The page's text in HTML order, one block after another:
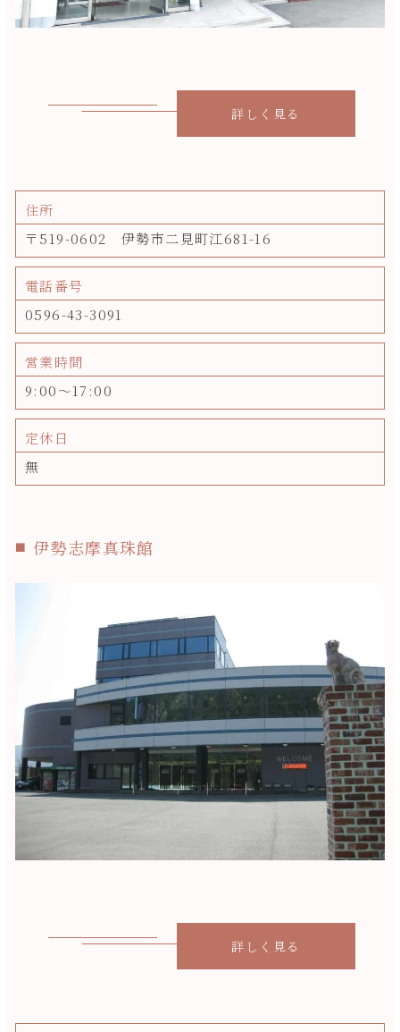
詳しく見る
住所
〒519-0602 伊勢市二見町江681-16
電話番号
0596-43-3091
営業時間
9:00～17:00
定休日
無
伊勢志摩真珠館
詳しく見る